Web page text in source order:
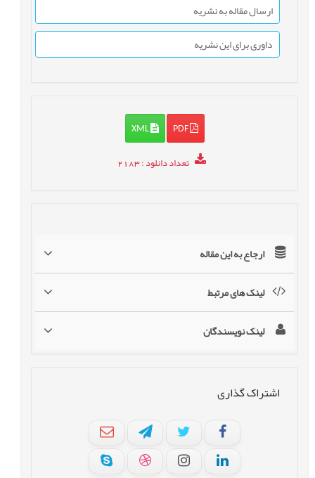
ارسال مقاله به نشریه
داوری برای این نشریه
PDF
XML
تعداد دانلود: 2183
ارجاع به این مقاله
لینک های مرتبط
لینک نویسندگان
اشتراک گذاری